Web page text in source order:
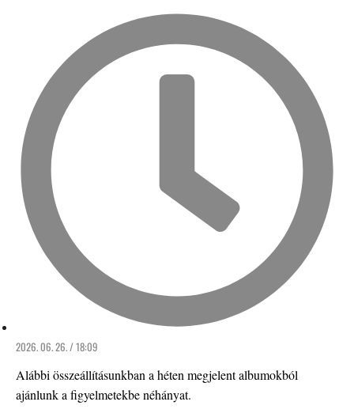
2026. 06. 26. / 18:09
Alábbi összeállításunkban a héten megjelent albumokból
ajánlunk a figyelmetekbe néhányat.